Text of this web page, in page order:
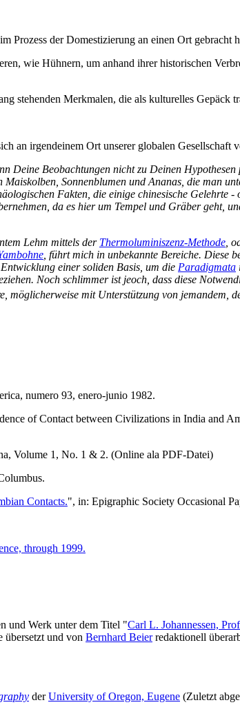
Prozess der Domestizierung an einen Ort gebracht
wie Hühnern, um anhand ihrer historischen
stehenden Merkmalen, die als kulturelles Gepäck
an irgendeinem Ort unserer globalen Gesellschaft
Deine Beobachtungen nicht zu Deinen
Sonnenblumen und Ananas, die man
Fakten, die einige chinesische Gelehrte
da es hier um Tempel und Gräber geht,
Lehm mittels der Thermoluminiszenz-Methode ,
, führt mich in unbekannte Bereiche. Diese
einer soliden Basis, um die Paradigmata
Noch schlimmer ist jeoch, dass diese
mit Unterstützung von jemandem,
numero 93, enero-junio 1982.
of Contact between Civilizations in India and
Volume 1, No. 1 & 2. (Online ala PDF-Datei)
Contacts.", in: Epigraphic Society Occasional
through 1999.
und Werk unter dem Titel "Carl L. Johannessen,
übersetzt und von Bernhard Beierredaktionell
derUniversity of Oregon, Eugene (Zuletzt